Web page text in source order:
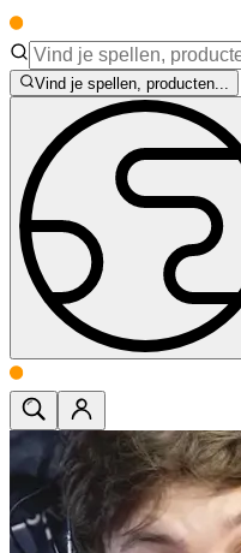
Vind je spellen, producten...